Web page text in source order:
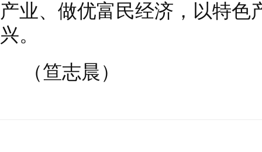
产业、做优富民经济，以特色
兴。
（笪志晨）